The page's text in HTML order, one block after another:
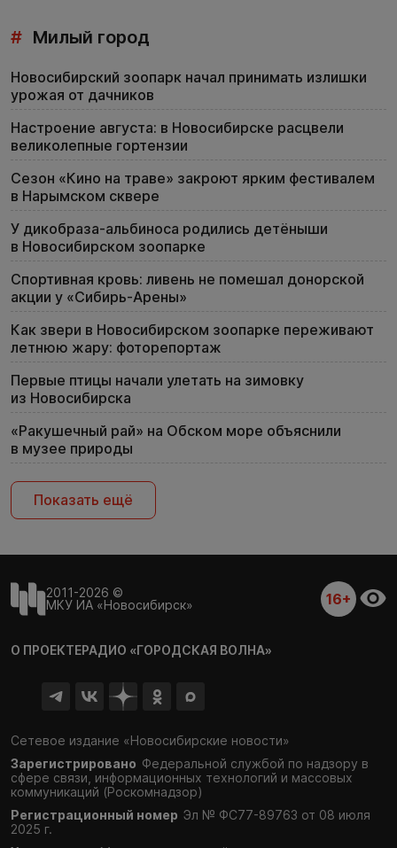
# Милый город
Новосибирский зоопарк начал принимать излишки
урожая от дачников
Настроение августа: в Новосибирске расцвели
великолепные гортензии
Сезон «Кино на траве» закроют ярким фестивалем
в Нарымском сквере
У дикобраза-альбиноса родились детёныши
в Новосибирском зоопарке
Спортивная кровь: ливень не помешал донорской
акции у «Сибирь-Арены»
Как звери в Новосибирском зоопарке переживают
летнюю жару: фоторепортаж
Первые птицы начали улетать на зимовку
из Новосибирска
«Ракушечный рай» на Обском море объяснили
в музее природы
Показать ещё
2011-2026 ©
МКУ ИА «Новосибирск»
16+
О ПРОЕКТЕРАДИО «ГОРОДСКАЯ ВОЛНА»
Сетевое издание «Новосибирские новости»
Зарегистрировано Федеральной службой по надзору в
сфере связи, информационных технологий и массовых
коммуникаций (Роскомнадзор)
Регистрационный номер Эл № ФС77-89763 от 08 июля
2025 г.